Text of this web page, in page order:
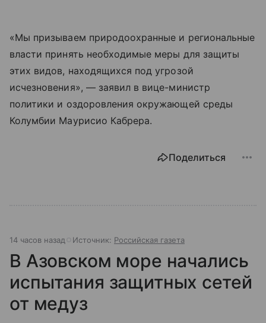
«Мы призываем природоохранные и региональные
власти принять необходимые меры для защиты
этих видов, находящихся под угрозой
исчезновения», — заявил в вице-министр
политики и оздоровления окружающей среды
Колумбии Маурисио Кабрера.
Поделиться
14 часов назад Источник: Российская газета
В Азовском море начались
испытания защитных сетей
от медуз